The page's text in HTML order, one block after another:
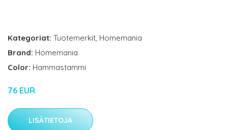
Kategoriat: Tuotemerkit, Homemania
Brand: Homemania
Color: Hammastammi
76 EUR
LISÄTIETOJA